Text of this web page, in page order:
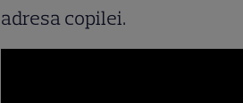
adresa copilei.